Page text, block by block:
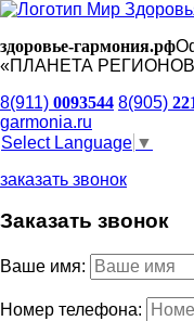
здоровье-гармония.рф
«ПЛАНЕТА
8(911) 0093544 8(905)
garmonia.ru
Select Language ▼
заказать звонок
Заказать звонок
Ваше имя:
Номер телефона: